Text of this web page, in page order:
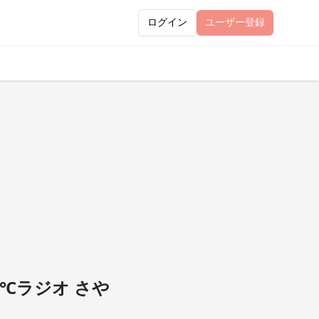
ログイン ユーザー登録
ラジオ さや